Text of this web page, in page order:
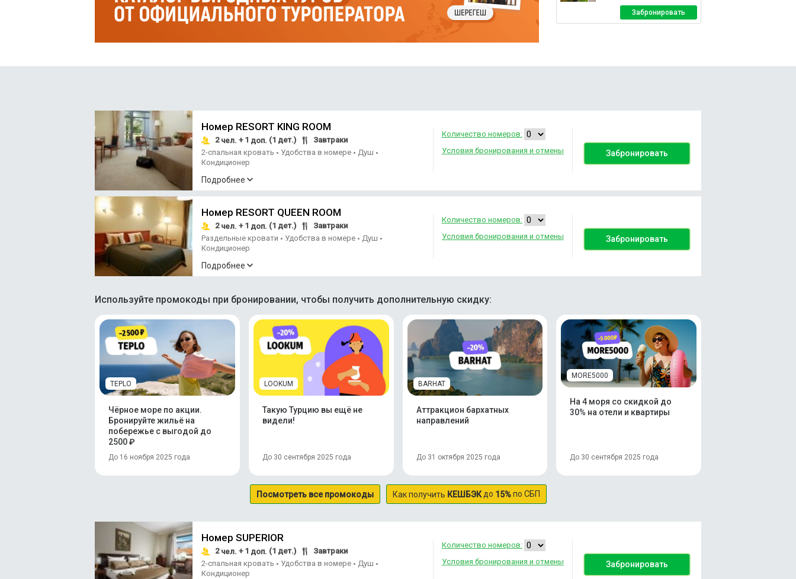
Забронировать
Номер RESORT KING ROOM
2чел. + 1 доп. (1 дет.)
Завтраки
2-спальная кровать • Удобства в номере • Душ •
Кондиционер
Подробнее
Количество номеров:
Условия бронирования и отмены
Забронировать
Номер RESORT QUEEN ROOM
2чел. + 1 доп. (1 дет.)
Завтраки
Раздельные кровати • Удобства в номере • Душ •
Кондиционер
Подробнее
Количество номеров:
Условия бронирования и отмены
Забронировать
Используйте промокоды при бронировании, чтобы получить дополнительную скидку:
TEPLO
Чёрное море по акции.
Бронируйте жильё на
побережье с выгодой до
2500 ₽
До 16 ноября 2025 года
LOOKUM
Такую Турцию вы ещё не
видели!
До 30 сентября 2025 года
BARHAT
Аттракцион бархатных
направлений
До 31 октября 2025 года
MORE5000
На 4 моря со скидкой до
30% на отели и квартиры
До 30 сентября 2025 года
Посмотреть все промокоды Как получить КЕШБЭКдо 15%по СБП
Номер SUPERIOR
2чел. + 1 доп. (1 дет.)
Завтраки
2-спальная кровать • Удобства в номере • Душ •
Кондиционер
Количество номеров:
Условия бронирования и отмены
Забронировать